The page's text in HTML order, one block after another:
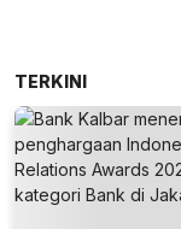
TERKINI